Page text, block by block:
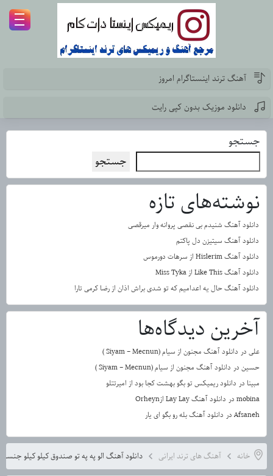
آهنگ ترند اینستاگرام امروز
دانلود موزیک بدون کپی رایت
جستجو
جستجو
نوشته‌های تازه
دانلود آهنگ شنیدم بی نقصی پروانه وار میرقصی
دانلود آهنگ سیتیزن دل پاکتم
دانلود آهنگ Hislerim از سرهات دورموس
دانلود آهنگ Like This از Miss Tyka
دانلود آهنگ حال یه اعدامیم که تو شدی براش اذان از رضا کرمی تارا
آخرین دیدگاه‌ها
علی در دانلود آهنگ مجنون از سیام (Siyam – Mecnun )
حسین در دانلود آهنگ مجنون از سیام (Siyam – Mecnun )
مبینا در دانلود ریمیکس تو بگو بهشت کجا بود از امیرتتلو
mobina در دانلود آهنگ Lay Lay ازOrheyn
Afsaneh در دانلود آهنگ بله رو بگو ای یار
خانه آهنگ های ترند ایرانی دانلود آهنگ الو په په تو صندوق کیلو کیلو